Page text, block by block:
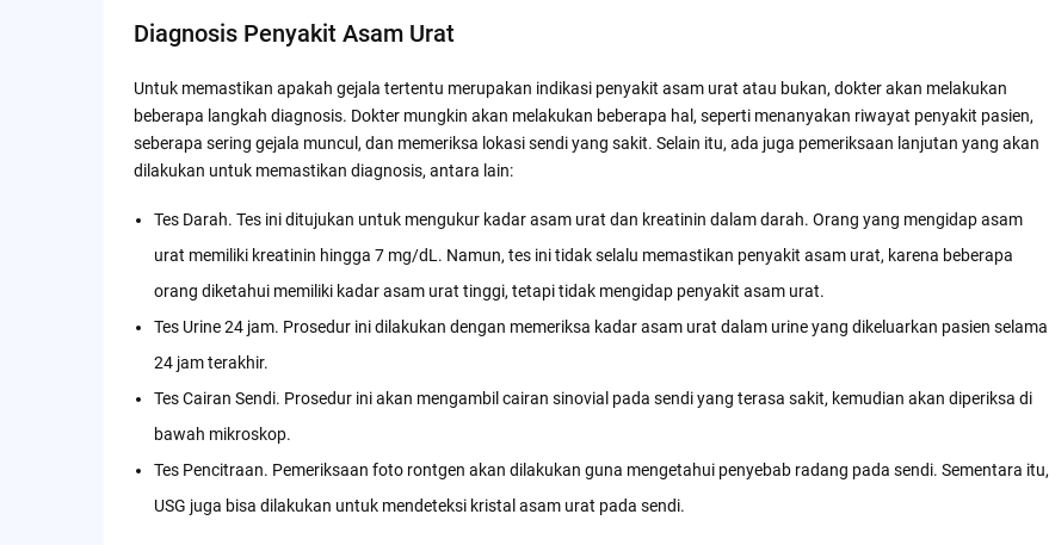
Diagnosis Penyakit Asam Urat
Untuk memastikan apakah gejala tertentu merupakan indikasi penyakit asam urat atau bukan, dokter akan melakukan
beberapa langkah diagnosis. Dokter mungkin akan melakukan beberapa hal, seperti menanyakan riwayat penyakit pasien,
seberapa sering gejala muncul, dan memeriksa lokasi sendi yang sakit. Selain itu, ada juga pemeriksaan lanjutan yang akan
dilakukan untuk memastikan diagnosis, antara lain:
Tes Darah. Tes ini ditujukan untuk mengukur kadar asam urat dan kreatinin dalam darah. Orang yang mengidap asam
urat memiliki kreatinin hingga 7 mg/dL. Namun, tes ini tidak selalu memastikan penyakit asam urat, karena beberapa
orang diketahui memiliki kadar asam urat tinggi, tetapi tidak mengidap penyakit asam urat.
Tes Urine 24 jam. Prosedur ini dilakukan dengan memeriksa kadar asam urat dalam urine yang dikeluarkan pasien selama
24 jam terakhir.
Tes Cairan Sendi. Prosedur ini akan mengambil cairan sinovial pada sendi yang terasa sakit, kemudian akan diperiksa di
bawah mikroskop.
Tes Pencitraan. Pemeriksaan foto rontgen akan dilakukan guna mengetahui penyebab radang pada sendi. Sementara itu,
USG juga bisa dilakukan untuk mendeteksi kristal asam urat pada sendi.